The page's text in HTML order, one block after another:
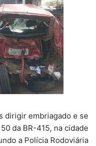
dirigir embriagado e se
da BR-415, na cidade
a Polícia Rodoviária